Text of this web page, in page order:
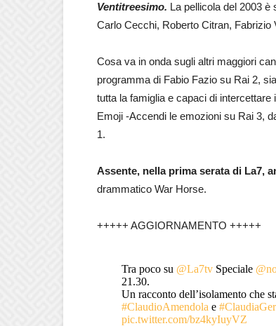
Ventitreesimo. La pellicola del 2003
Carlo Cecchi, Roberto Citran,
Cosa va in onda sugli altri maggiori
programma di Fabio Fazio su Rai 2,
tutta la famiglia e capaci di
Emoji -Accendi le emozioni su Rai 3,
1.
Assente, nella prima serata di La7,
drammatico War Horse.
+++++ AGGIORNAMENTO +++++
Tra poco su @La7tvSpeciale
21.30.
Un racconto dell’isolamento che
#ClaudioAmendola e
pic.twitter.com/bz4kyIuyVZ